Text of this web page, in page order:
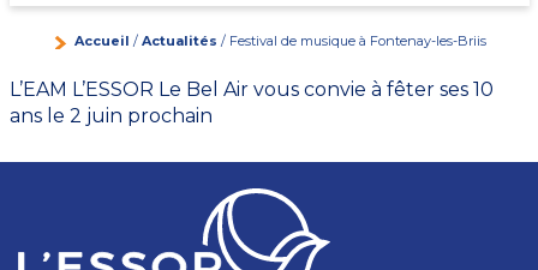
Accueil / Actualités / Festival de musique à Fontenay-les-Briis
L’EAM L’ESSOR Le Bel Air vous convie à fêter ses 10
ans le 2 juin prochain